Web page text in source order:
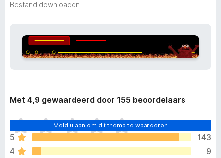
x
r
e
r
Bestand downloaden
v
iMet 4,9 gewaardeerd door 155 beoordelaars
Meld u aan om dit thema te waarderen
E
r
z
i
5
143
4
9